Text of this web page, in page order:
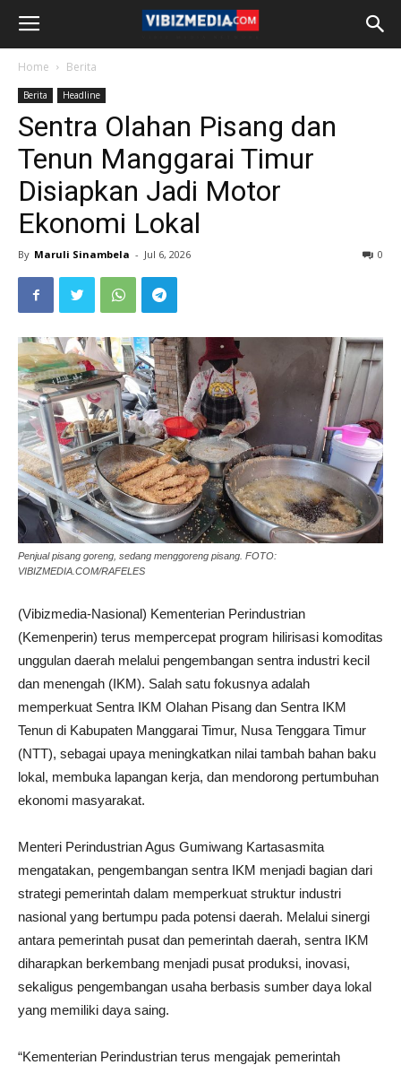
Home Berita
Berita Headline
Sentra Olahan Pisang dan
Tenun Manggarai Timur
Disiapkan Jadi Motor
Ekonomi Lokal
By Maruli Sinambela - Jul 6, 2026 0
Penjual pisang goreng, sedang menggoreng pisang. FOTO:
VIBIZMEDIA.COM/RAFELES
(Vibizmedia-Nasional) Kementerian Perindustrian
(Kemenperin) terus mempercepat program hilirisasi komoditas
unggulan daerah melalui pengembangan sentra industri kecil
dan menengah (IKM). Salah satu fokusnya adalah
memperkuat Sentra IKM Olahan Pisang dan Sentra IKM
Tenun di Kabupaten Manggarai Timur, Nusa Tenggara Timur
(NTT), sebagai upaya meningkatkan nilai tambah bahan baku
lokal, membuka lapangan kerja, dan mendorong pertumbuhan
ekonomi masyarakat.
Menteri Perindustrian Agus Gumiwang Kartasasmita
mengatakan, pengembangan sentra IKM menjadi bagian dari
strategi pemerintah dalam memperkuat struktur industri
nasional yang bertumpu pada potensi daerah. Melalui sinergi
antara pemerintah pusat dan pemerintah daerah, sentra IKM
diharapkan berkembang menjadi pusat produksi, inovasi,
sekaligus pengembangan usaha berbasis sumber daya lokal
yang memiliki daya saing.
“Kementerian Perindustrian terus mengajak pemerintah